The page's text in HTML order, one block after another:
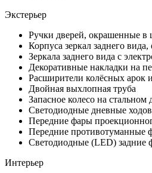
Экстерьер
Ручки дверей, окрашенные в
Корпуса зеркал заднего
Зеркала заднего вида с
Декоративные накладки на
Расширители колёсных арок
Двойная выхлопная труба
Запасное колесо на стальном
Светодиодные дневные
Передние фары
Передние противотуманные
Светодиодные (LED) задние
Интерьер